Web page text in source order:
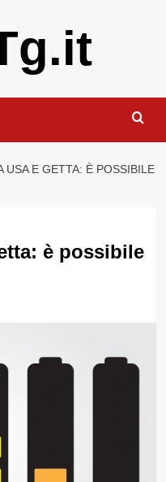
USA E GETTA: È POSSIBILE
è possibile